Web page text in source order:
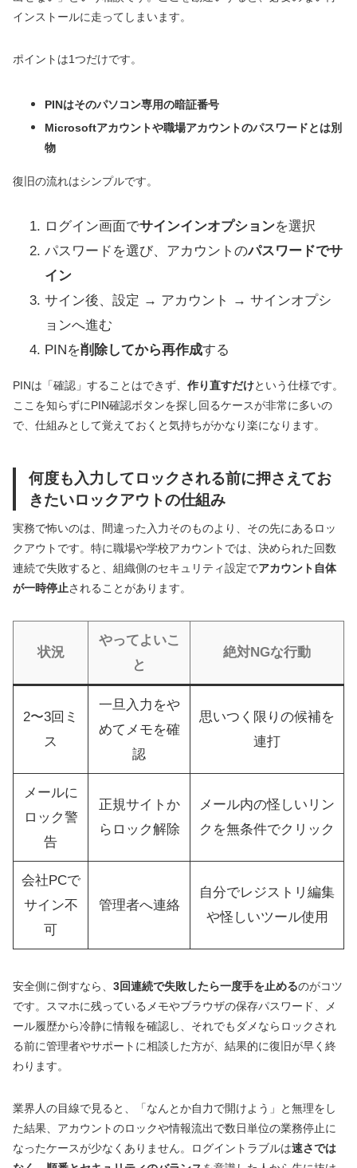
インストールに走ってしまいます。
ポイントは1つだけです。
PINはそのパソコン専用の暗証番号
Microsoftアカウントや職場アカウントのパスワードとは別
物
復旧の流れはシンプルです。
ログイン画面でサインインオプションを選択
パスワードを選び、アカウントのパスワードでサ
イン
サイン後、設定 → アカウント → サインオプシ
ョンへ進む
PINを削除してから再作成する
PINは「確認」することはできず、 作り直すだけという仕様です。
ここを知らずにPIN確認ボタンを探し回るケースが非常に多いの
で、仕組みとして覚えておくと気持ちがかなり楽になります。
何度も入力してロックされる前に押さえてお
きたいロックアウトの仕組み
実務で怖いのは、間違った入力そのものより、その先にあるロッ
クアウトです。特に職場や学校アカウントでは、決められた回数
連続で失敗すると、組織側のセキュリティ設定でアカウント自体
が一時停止されることがあります。
状況
やってよいこ
と
絶対NGな行動
2〜3回ミ
ス
一旦入力をや
めてメモを確
認
思いつく限りの候補を
連打
メールに
ロック警
告
正規サイトか
らロック解除
メール内の怪しいリン
クを無条件でクリック
会社PCで
サイン不
可
管理者へ連絡
自分でレジストリ編集
や怪しいツール使用
安全側に倒すなら、 3回連続で失敗したら一度手を止めるのがコツ
です。スマホに残っているメモやブラウザの保存パスワード、メ
ール履歴から冷静に情報を確認し、それでもダメならロックされ
る前に管理者やサポートに相談した方が、結果的に復旧が早く終
わります。
業界人の目線で見ると、「なんとか自力で開けよう」と無理をし
た結果、アカウントのロックや情報流出で数日単位の業務停止に
なったケースが少なくありません。ログイントラブルは速さでは